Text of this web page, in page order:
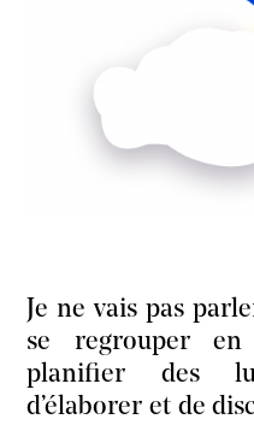
Je ne vais pas
se regrouper
planifier des
d’élaborer et de